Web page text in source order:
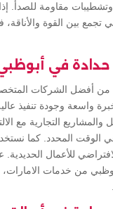
مقاومة للصدأ.
تجمع بين القوة والأناقة،
حدادة في
من أفضل الشركات
واسعة وجودة تنفيذ
والمشاريع التجارية مع
الوقت المحدد. كما
للأعمال الحديدية.
من خدمات